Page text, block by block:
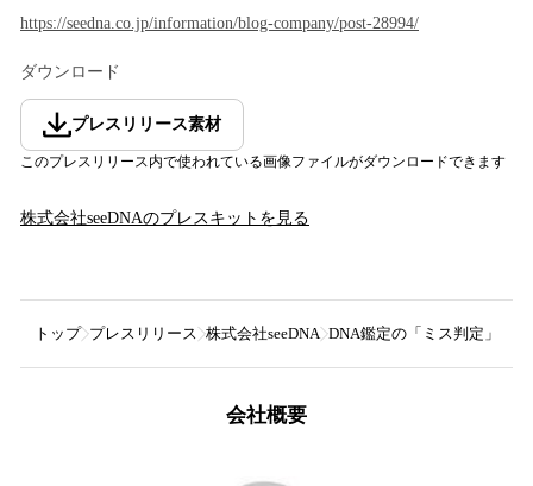
https://seedna.co.jp/information/blog-company/post-28994/
ダウンロード
プレスリリース素材
このプレスリリース内で使われている画像ファイルがダウンロードできます
株式会社seeDNAのプレスキットを見る
トップ プレスリリース 株式会社seeDNA DNA鑑定の「ミス判定」で
会社概要